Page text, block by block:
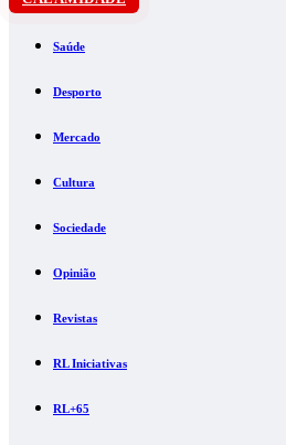
Saúde
Desporto
Mercado
Cultura
Sociedade
Opinião
Revistas
RL Iniciativas
RL+65